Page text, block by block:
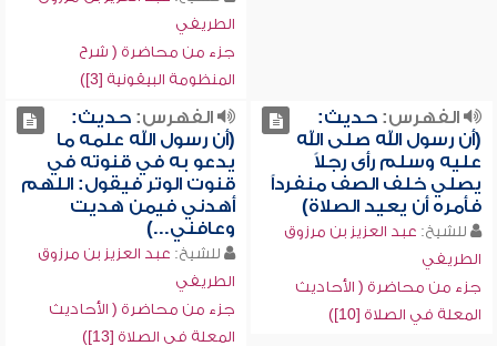
الطريفي
جزء من محاضرة ( شرح
المنظومة البيقونية [3])
الفهرس:حديث:
(أن رسول الله صلى الله
عليه وسلم رأى رجلاً
يصلي خلف الصف منفرداً
فأمره أن يعيد الصلاة)
للشيخ: عبد العزيز بن مرزوق
الطريفي
جزء من محاضرة ( الأحاديث
المعلة في الصلاة [10])
الفهرس:حديث:
(أن رسول الله علمه ما
يدعو به في قنوته في
قنوت الوتر فيقول: اللهم
أهدني فيمن هديت
وعافني...)
للشيخ: عبد العزيز بن مرزوق
الطريفي
جزء من محاضرة ( الأحاديث
المعلة في الصلاة [13])